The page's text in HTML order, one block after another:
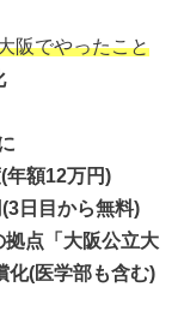
阪でやったこと
年額12万円)
日目から無料)
拠点「大阪公立大
化(医学部も含む)